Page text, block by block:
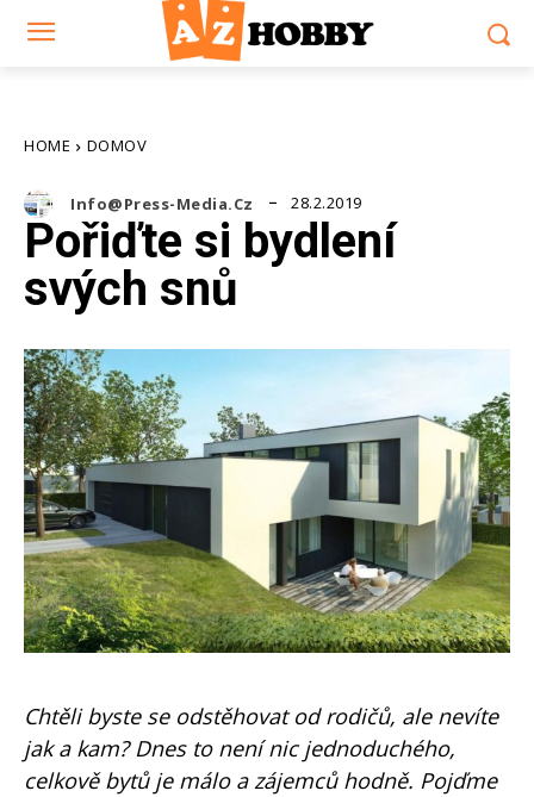
HOME DOMOV
Info@press-Media.cz 28.2.2019
Pořiďte si bydlení
svých snů
Chtěli byste se odstěhovat od rodičů, ale nevíte
jak a kam? Dnes to není nic jednoduchého,
celkově bytů je málo a zájemců hodně. Pojďme